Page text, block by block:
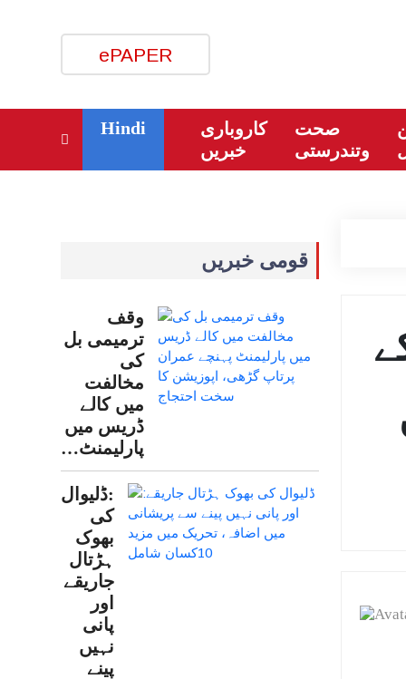
ePAPER
صحت
وتندرستی
کاروباری
خبریں
Hindi
قومی خبریں
وقف
ترمیمی بل
کی
مخالفت
میں کالے
ڈریس میں
پارلیمنٹ…
:ڈلیوال
کی
بھوک
ہڑتال
جاریقے
اور
پانی
نہیں
پینے
کے